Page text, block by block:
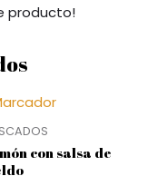
producto!
con salsa de